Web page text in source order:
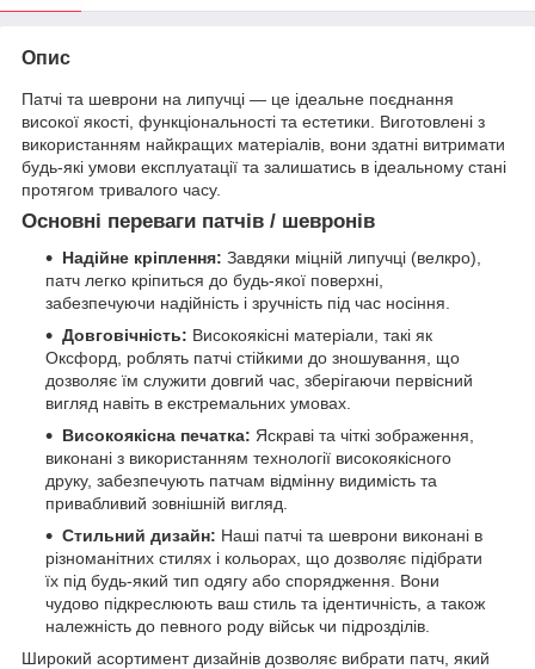
Опис
Патчі та шеврони на липучці — це ідеальне поєднання
високої якості, функціональності та естетики. Виготовлені з
використанням найкращих матеріалів, вони здатні витримати
будь-які умови експлуатації та залишатись в ідеальному стані
протягом тривалого часу.
Основні переваги патчів / шевронів
Надійне кріплення: Завдяки міцній липучці (велкро),
патч легко кріпиться до будь-якої поверхні,
забезпечуючи надійність і зручність під час носіння.
Довговічність: Високоякісні матеріали, такі як
Оксфорд, роблять патчі стійкими до зношування, що
дозволяє їм служити довгий час, зберігаючи первісний
вигляд навіть в екстремальних умовах.
Високоякісна печатка: Яскраві та чіткі зображення,
виконані з використанням технології високоякісного
друку, забезпечують патчам відмінну видимість та
привабливий зовнішній вигляд.
Стильний дизайн: Наші патчі та шеврони виконані в
різноманітних стилях і кольорах, що дозволяє підібрати
їх під будь-який тип одягу або спорядження. Вони
чудово підкреслюють ваш стиль та ідентичність, а також
належність до певного роду військ чи підрозділів.
Широкий асортимент дизайнів дозволяє вибрати патч, який